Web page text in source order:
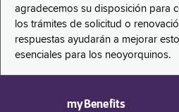
agradecemos su disposición para
los trámites de solicitud o
respuestas ayudarán a mejorar
esenciales para los neoyorquinos.
myBenefits